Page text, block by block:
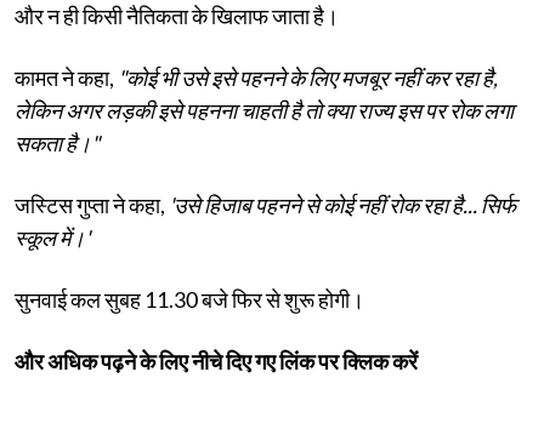
और न ही किसी नैतिकता के खिलाफ जाता है।
कामत ने कहा, "कोई भी उसे इसे पहनने के लिए मजबूर नहीं कर रहा है,
लेकिन अगर लड़की इसे पहनना चाहती है तो क्या राज्य इस पर रोक लगा
सकता है।"
जस्टिस गुप्ता ने कहा, 'उसे हिजाब पहनने से कोई नहीं रोक रहा है... सिर्फ
स्कूल में।'
सुनवाई कल सुबह 11.30 बजे फिर से शुरू होगी।
और अधिक पढ़ने के लिए नीचे दिए गए लिंक पर क्लिक करें